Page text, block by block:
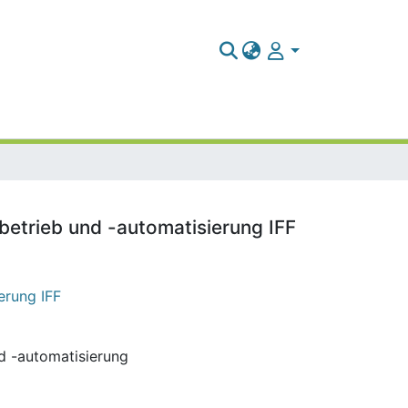
und -automatisierung IFF
IFF
-automatisierung